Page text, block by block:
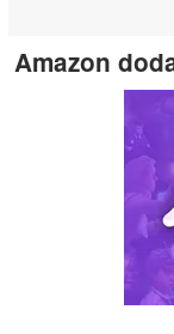
Amazon